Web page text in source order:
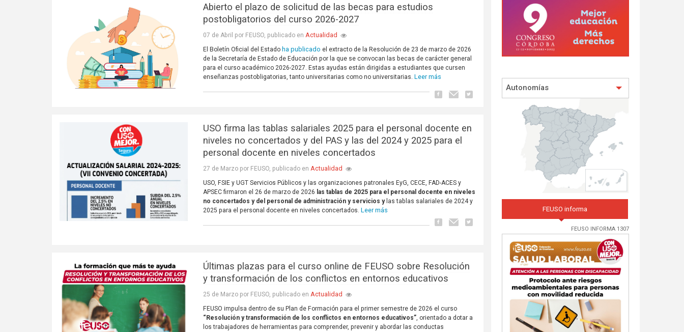
Abierto el plazo de solicitud de las becas para estudios
postobligatorios del curso 2026-2027
07 de Abril por FEUSO, publicado enActualidad
El Boletín Oficial del Estado ha publicado el extracto de la Resolución de 23 de marzo de 2026
de la Secretaría de Estado de Educación por la que se convocan las becas de carácter general
para el curso académico 2026-2027. Estas ayudas están dirigidas a estudiantes que cursen
enseñanzas postobligatorias, tanto universitarias como no universitarias. Leer más
USO firma las tablas salariales 2025 para el personal docente en
niveles no concertados y del PAS y las del 2024 y 2025 para el
personal docente en niveles concertados
27 de Marzo por FEUSO, publicado enActualidad
USO, FSIE y UGT Servicios Públicos y las organizaciones patronales EyG, CECE, FAD-ACES y
APSEC firmaron el 26 de marzo de 2026 las tablas de 2025 para el personal docente en niveles
no concertados y del personal de administración y servicios y las tablas salariales de 2024 y
2025 para el personal docente en niveles concertados. Leer más
Últimas plazas para el curso online de FEUSO sobre Resolución
y transformación de los conflictos en entornos educativos
25 de Marzo por FEUSO, publicado enActualidad
FEUSO impulsa dentro de su Plan de Formación para el primer semestre de 2026 el curso
“Resolución y transformación de los conflictos en entornos educativos”, orientado a dotar a
los trabajadores de herramientas para comprender, prevenir y abordar las conductas
Autonomías
FEUSO informa
FEUSO INFORMA 1307